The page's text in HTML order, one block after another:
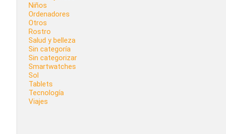
Niños
Ordenadores
Otros
Rostro
Salud y belleza
Sin categoría
Sin categorizar
Smartwatches
Sol
Tablets
Tecnología
Viajes